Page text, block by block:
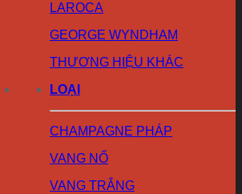
LAROCA
GEORGE WYNDHAM
THƯƠNG HIỆU KHÁC
LOẠI
CHAMPAGNE PHÁP
VANG NỔ
VANG TRẮNG